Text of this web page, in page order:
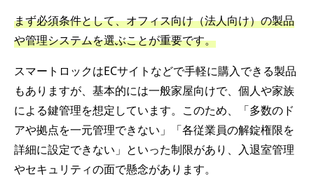
まず必須条件として、オフィス向け（法人向け）の製品
や管理システムを選ぶことが重要です。
スマートロックはECサイトなどで手軽に購入できる製品
もありますが、基本的には一般家屋向けで、個人や家族
による鍵管理を想定しています。このため、「多数のド
アや拠点を一元管理できない」「各従業員の解錠権限を
詳細に設定できない」といった制限があり、入退室管理
やセキュリティの面で懸念があります。